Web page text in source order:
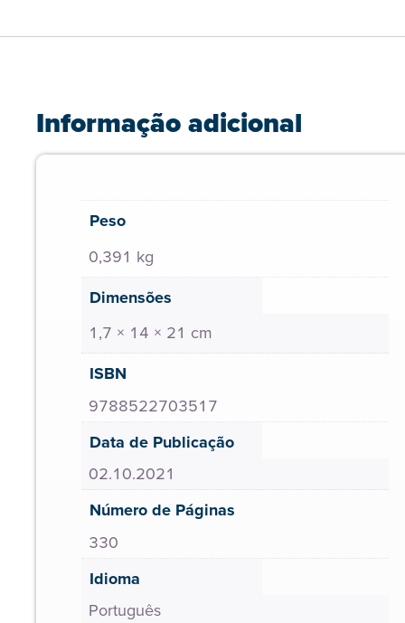
Informação adicional
Peso
0,391 kg
Dimensões
1,7 × 14 × 21 cm
ISBN
9788522703517
Data de Publicação
02.10.2021
Número de Páginas
330
Idioma
Português